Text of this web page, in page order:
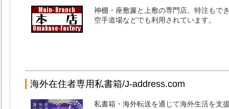
神棚・座敷簾と上敷の専門店。特注もで
空手道場などでも利用されています。
海外在住者専用私書箱/J-address.com
私書箱・海外転送を通じて海外生活を支